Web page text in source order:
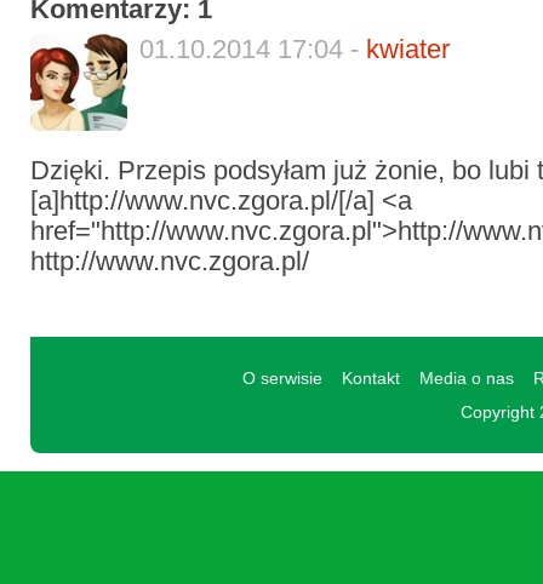
Komentarzy: 1
01.10.2014 17:04 - kwiater
Dzięki. Przepis podsyłam już żonie, bo lubi
[a]http://www.nvc.zgora.pl/[/a] <a
href="http://www.nvc.zgora.pl">http://
http://www.nvc.zgora.pl/
O serwisie Kontakt Media o nas
Copyright